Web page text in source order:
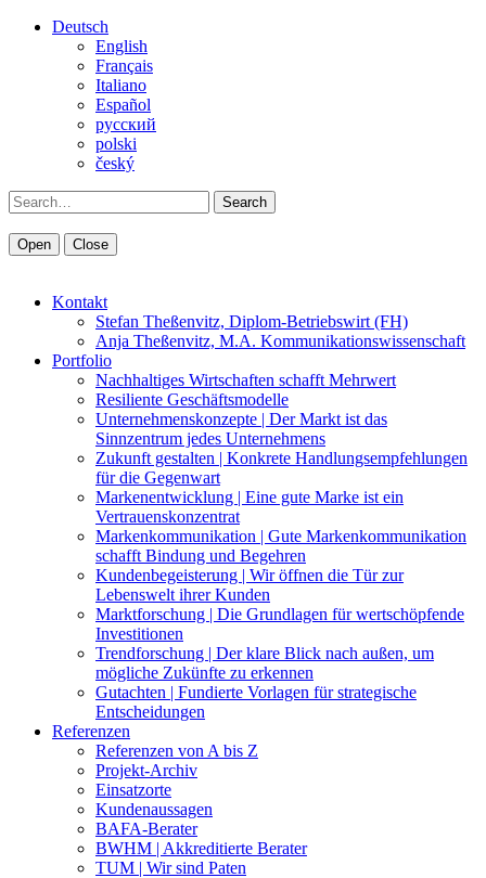
Deutsch
English
Français
Italiano
Español
pусский
polski
český
Search
Open Close
Kontakt
Stefan Theßenvitz, Diplom-Betriebswirt (FH)
Anja Theßenvitz, M.A. Kommunikationswissenschaft
Portfolio
Nachhaltiges Wirtschaften schafft Mehrwert
Resiliente Geschäftsmodelle
Unternehmenskonzepte | Der Markt ist das
Sinnzentrum jedes Unternehmens
Zukunft gestalten | Konkrete Handlungsempfehlungen
für die Gegenwart
Markenentwicklung | Eine gute Marke ist ein
Vertrauenskonzentrat
Markenkommunikation | Gute Markenkommunikation
schafft Bindung und Begehren
Kundenbegeisterung | Wir öffnen die Tür zur
Lebenswelt ihrer Kunden
Marktforschung | Die Grundlagen für wertschöpfende
Investitionen
Trendforschung | Der klare Blick nach außen, um
mögliche Zukünfte zu erkennen
Gutachten | Fundierte Vorlagen für strategische
Entscheidungen
Referenzen
Referenzen von A bis Z
Projekt-Archiv
Einsatzorte
Kundenaussagen
BAFA-Berater
BWHM | Akkreditierte Berater
TUM | Wir sind Paten